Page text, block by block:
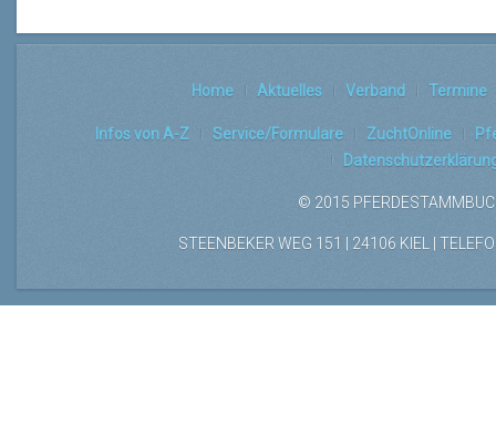
Home Aktuelles Verband Termine
Infos von A-Z Service/Formulare ZuchtOnline
© 2015
STEENBEKER WEG 151 | 24106 KIEL |